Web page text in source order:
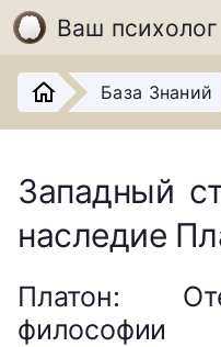
Ваш психолог
База Знаний
Западный
наследие
Платон:
философии